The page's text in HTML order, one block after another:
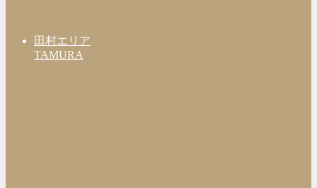
田村エリア
TAMURA